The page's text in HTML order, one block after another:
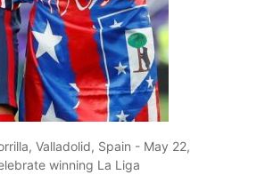
Valladolid, Spain - May 22,
winning La Liga